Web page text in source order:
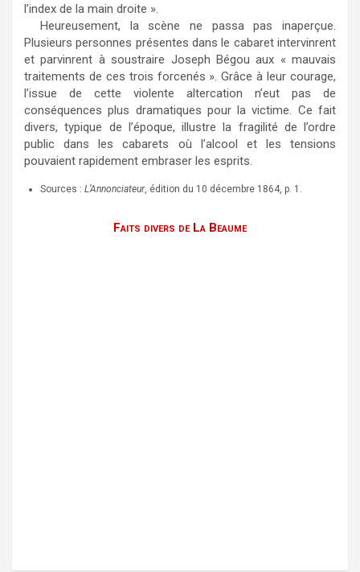
l’index de la main droite ».
Heureusement, la scène ne passa pas inaperçue.
Plusieurs personnes présentes dans le cabaret intervinrent
et parvinrent à soustraire Joseph Bégou aux « mauvais
traitements de ces trois forcenés ». Grâce à leur courage,
l’issue de cette violente altercation n’eut pas de
conséquences plus dramatiques pour la victime. Ce fait
divers, typique de l’époque, illustre la fragilité de l’ordre
public dans les cabarets où l’alcool et les tensions
pouvaient rapidement embraser les esprits.
Sources : L’Annonciateur, édition du 10 décembre 1864, p. 1.
Faits divers de La Beaume